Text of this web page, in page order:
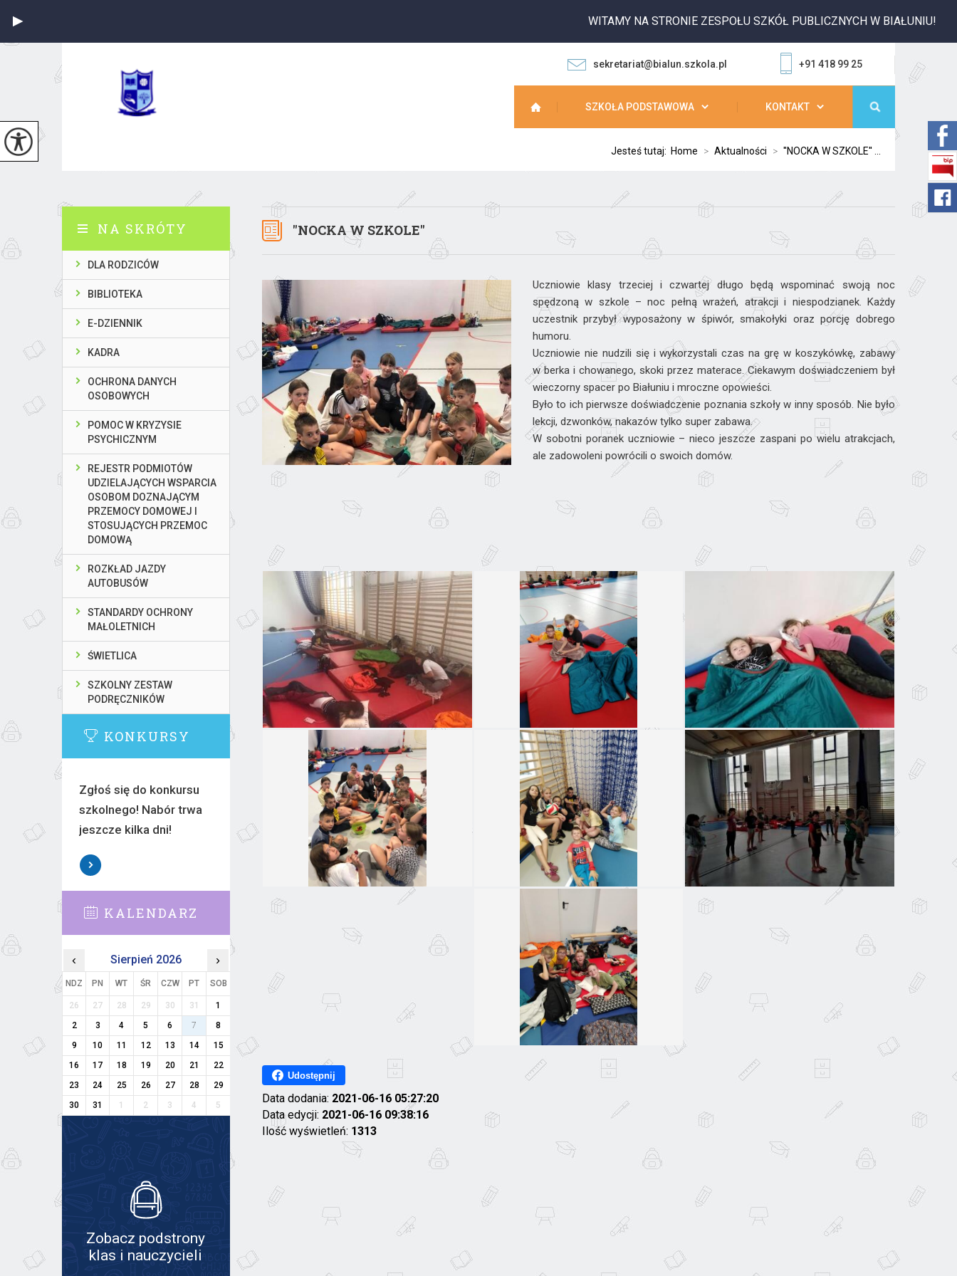
WITAMY NA STRONIE ZESPOŁU SZKÓŁ PUBLICZNYCH W BIAŁUNIU!
sekretariat@bialun.szkola.pl +91 418 99 25
SZKOŁA PODSTAWOWA KONTAKT
Jesteś tutaj: Home > Aktualności > ''NOCKA W SZKOLE'' ...
''NOCKA W SZKOLE''
Uczniowie klasy trzeciej i czwartej długo będą wspominać swoją noc
spędzoną w szkole – noc pełną wrażeń, atrakcji i niespodzianek. Każdy
uczestnik przybył wyposażony w śpiwór, smakołyki oraz porcję dobrego
humoru.
Uczniowie nie nudzili się i wykorzystali czas na grę w koszykówkę, zabawy
w berka i chowanego, skoki przez materace. Ciekawym doświadczeniem był
wieczorny spacer po Białuniu i mroczne opowieści.
Było to ich pierwsze doświadczenie poznania szkoły w inny sposób. Nie było
lekcji, dzwonków, nakazów tylko super zabawa.
W sobotni poranek uczniowie – nieco jeszcze zaspani po wielu atrakcjach,
ale zadowoleni powrócili o swoich domów.
Udostępnij
Data dodania: 2021-06-16 05:27:20
Data edycji: 2021-06-16 09:38:16
Ilość wyświetleń: 1313
NA SKRÓTY
DLA RODZICÓW
BIBLIOTEKA
E-DZIENNIK
KADRA
OCHRONA DANYCH
OSOBOWYCH
POMOC W KRYZYSIE
PSYCHICZNYM
REJESTR PODMIOTÓW
UDZIELAJĄCYCH WSPARCIA
OSOBOM DOZNAJĄCYM
PRZEMOCY DOMOWEJ I
STOSUJĄCYCH PRZEMOC
DOMOWĄ
ROZKŁAD JAZDY
AUTOBUSÓW
STANDARDY OCHRONY
MAŁOLETNICH
ŚWIETLICA
SZKOLNY ZESTAW
PODRĘCZNIKÓW
KONKURSY
Zgłoś się do konkursu
szkolnego! Nabór trwa
jeszcze kilka dni!
KALENDARZ
‹ Sierpień 2026 ›
NDZ PN WT ŚR CZW PT SOB
26 27 28 29 30 31
1
2
3 4 5 6 7
8
9
10 11 12 13 14
15
16
17 18 19 20 21
22
23
24 25 26 27 28
29
30
31 1 2 3 4 5
Zobacz podstrony
klas i nauczycieli